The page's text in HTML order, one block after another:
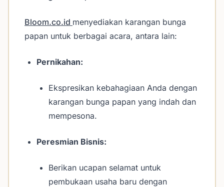
Bloom.co.id menyediakan karangan bunga
papan untuk berbagai acara, antara lain:
Pernikahan:
Ekspresikan kebahagiaan Anda dengan
karangan bunga papan yang indah dan
mempesona.
Peresmian Bisnis:
Berikan ucapan selamat untuk
pembukaan usaha baru dengan